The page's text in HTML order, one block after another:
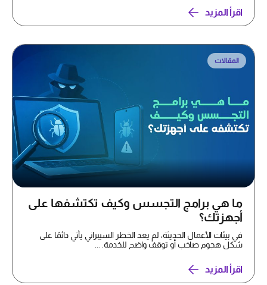
اقرأ المزيد
المقالات
ما هي برامج التجسس وكيف تكتشفها على
أجهزتك؟
في بيئات الأعمال الحديثة، لم يعد الخطر السيبراني يأتي دائمًا على
شكل هجوم صاخب أو توقف واضح للخدمة. ...
اقرأ المزيد